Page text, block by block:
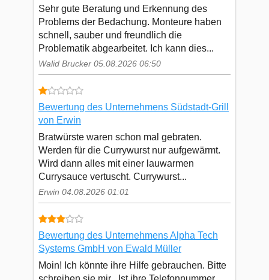
Sehr gute Beratung und Erkennung des
Problems der Bedachung. Monteure haben
schnell, sauber und freundlich die
Problematik abgearbeitet. Ich kann dies...
Walid Brucker 05.08.2026 06:50
Bewertung des Unternehmens Südstadt-Grill
von Erwin
Bratwürste waren schon mal gebraten.
Werden für die Currywurst nur aufgewärmt.
Wird dann alles mit einer lauwarmen
Currysauce vertuscht. Currywurst...
Erwin 04.08.2026 01:01
Bewertung des Unternehmens Alpha Tech
Systems GmbH von Ewald Müller
Moin! Ich könnte ihre Hilfe gebrauchen. Bitte